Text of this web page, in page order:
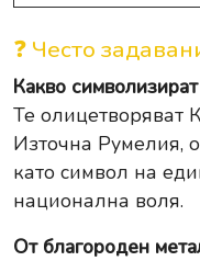
❓ Често
Какво
Те олицетворяват
Източна Румелия,
като символ на
национална воля.
От благороден